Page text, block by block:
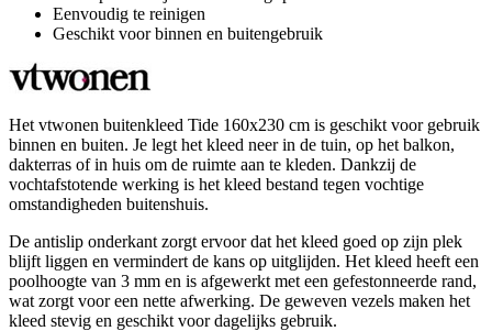
Eenvoudig te reinigen
Geschikt voor binnen en buitengebruik
Het vtwonen buitenkleed Tide 160x230 cm is geschikt voor gebruik
binnen en buiten. Je legt het kleed neer in de tuin, op het balkon,
dakterras of in huis om de ruimte aan te kleden. Dankzij de
vochtafstotende werking is het kleed bestand tegen vochtige
omstandigheden buitenshuis.
De antislip onderkant zorgt ervoor dat het kleed goed op zijn plek
blijft liggen en vermindert de kans op uitglijden. Het kleed heeft een
poolhoogte van 3 mm en is afgewerkt met een gefestonneerde rand,
wat zorgt voor een nette afwerking. De geweven vezels maken het
kleed stevig en geschikt voor dagelijks gebruik.